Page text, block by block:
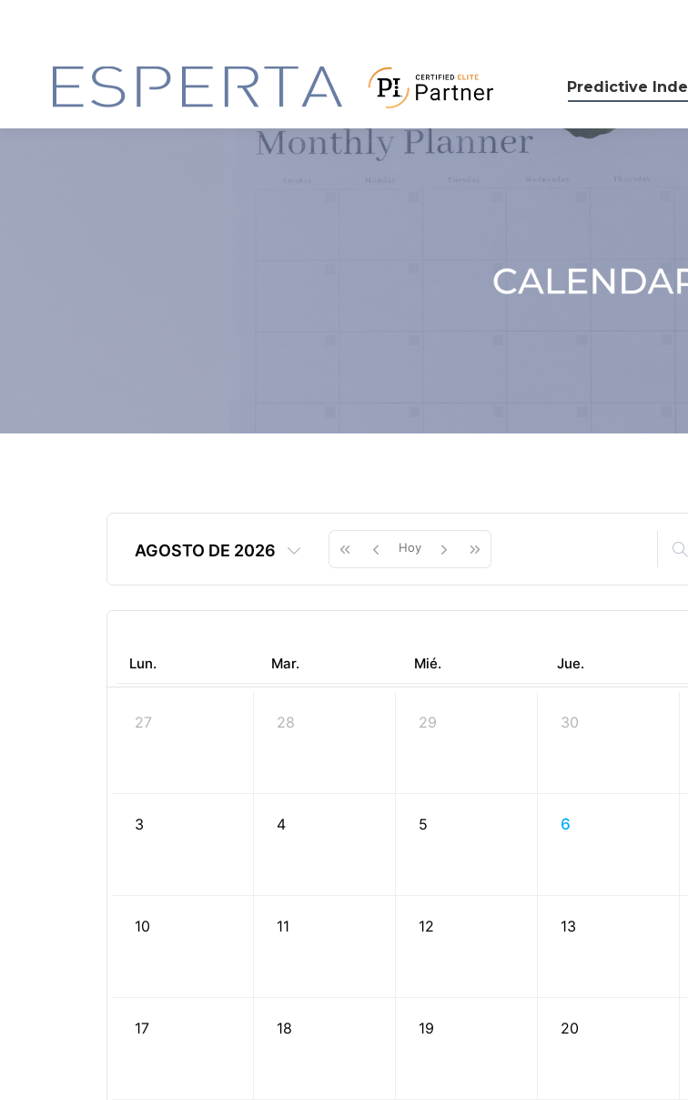
Predictive
AGOSTO DE 2026 Hoy
Lun. Mar. Mié. Jue.
27 28 29 30
3 4 5 6
10 11 12 13
17 18 19 20